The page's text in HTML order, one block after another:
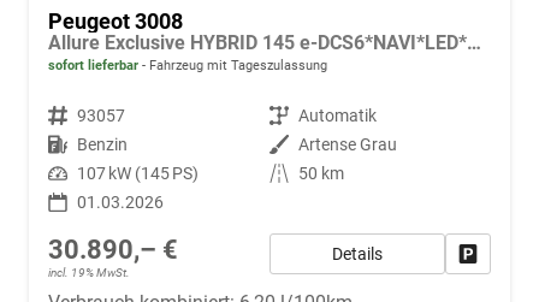
Peugeot 3008
Allure Exclusive HYBRID 145 e-DCS6*NAVI*LED*PDC*360*KAMERA*TEMPOMAT*19-ZOLL-ALU
sofort lieferbar Fahrzeug mit Tageszulassung
Fahrzeugnr. 93057 Getriebe Automatik
Kraftstoff Benzin Außenfarbe Artense Grau
Leistung 107 kW (145 PS) Kilometerstand
50 km
01.03.2026
30.890,– €
incl. 19% MwSt.
Details